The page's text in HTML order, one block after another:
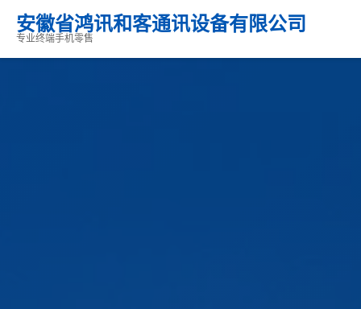
安徽省鸿讯和客通讯设备有限公司
专业终端手机零售